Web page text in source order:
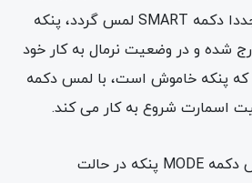
اگر در همین حالت مجددا دکمه SMART لمس گردد، پنکه
شده و در وضعیت نرمال به کار خود
که پنکه خاموش است، با لمس دکمه
MODE : با یک بار لمس دکمه MODE پنکه در حالت